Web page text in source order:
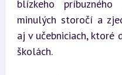
blízkeho príbuzného
minulých storočí a
aj v učebniciach, ktoré
školách.